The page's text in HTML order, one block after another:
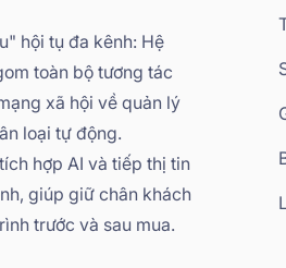
hội tụ đa kênh: Hệ
toàn bộ tương tác
xã hội về quản lý
loại tự động.
hợp AI và tiếp thị tin
giúp giữ chân khách
trước và sau mua.